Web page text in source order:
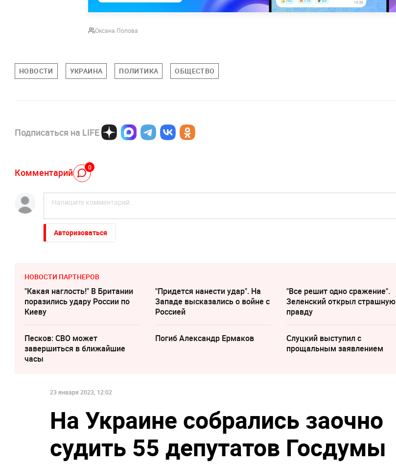
Оксана Попова
НОВОСТИ УКРАИНА ПОЛИТИКА ОБЩЕСТВО
Подписаться на LIFE
Комментарий 0
Авторизоваться
НОВОСТИ ПАРТНЕРОВ
"Какая наглость!" В Британии
поразились удару России по
Киеву
"Придется нанести удар". На
Западе высказались о войне с
Россией
"Все решит одно сражение".
Зеленский открыл страшную
правду
Песков: СВО может
завершиться в ближайшие
часы
Погиб Александр Ермаков
Слуцкий выступил с
прощальным заявлением
23 января 2023, 12:02
На Украине собрались заочно
судить 55 депутатов Госдумы